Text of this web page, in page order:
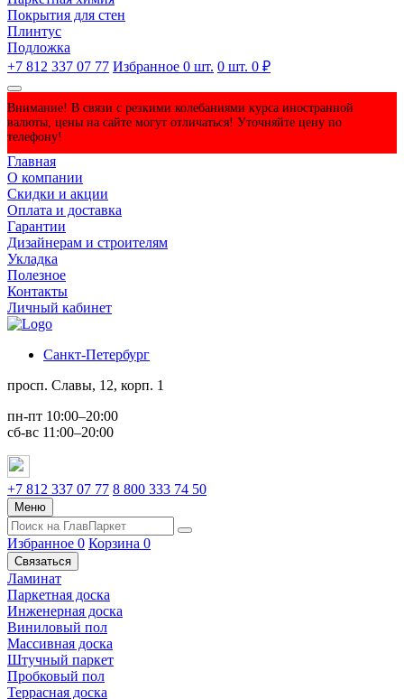
Покрытия для стен
Плинтус
Подложка
+7 812 337 07 77 Избранное 0 шт. 0 шт. 0 ₽
Внимание! В связи с резкими колебаниями курса иностранной
валюты, цены на сайте могут отличаться! Уточняйте цену по
телефону!
Главная
О компании
Скидки и акции
Оплата и доставка
Гарантии
Дизайнерам и строителям
Укладка
Полезное
Контакты
Личный кабинет
Санкт-Петербург
просп. Славы, 12, корп. 1
пн-пт 10:00–20:00
сб-вс 11:00–20:00
+7 812 337 07 77 8 800 333 74 50
Меню
Избранное 0 Корзина 0
Связаться
Ламинат
Паркетная доска
Инженерная доска
Виниловый пол
Массивная доска
Штучный паркет
Пробковый пол
Террасная доска